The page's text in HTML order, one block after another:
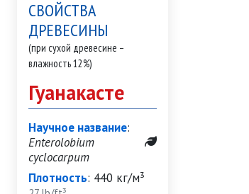
СВОЙСТВА
ДРЕВЕСИНЫ
(при сухой древесине –
влажность 12%)
Гуанакасте
Научное название:
Enterolobium
cyclocarpum
Плотность: 440 кг/м³